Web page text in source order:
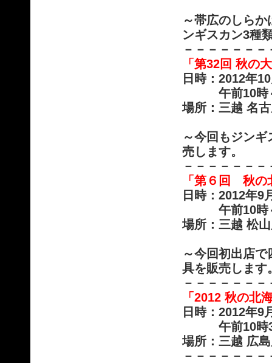
～帯広のしら
ンギスカン3種
－－－－－－
「第32回 秋の
日時：2012年
午前10時～
場所：三越 名
～今回もジン
売します。
－－－－－－
「第６回 秋
日時：2012年9
午前10時～
場所：三越 松
～今回初出店
具を販売します
－－－－－－
「2012 秋の
日時：2012年9
午前10時30
場所：三越 広
－－－－－－